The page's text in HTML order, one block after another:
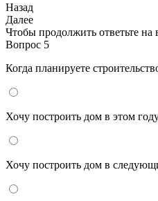
Назад
Далее
Чтобы продолжить ответьте
Вопрос 5
Когда планируете
Хочу построить дом в этом
Хочу построить дом в